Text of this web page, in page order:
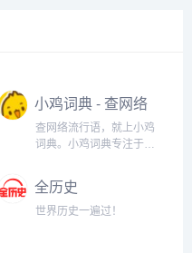
小鸡词典 - 查网络
流行语，就上小
鸡词典
查网络流行语，就上小鸡
词典。小鸡词典专注于网
以最快的速度在全网捕捉
当下的网络热词。以简单
明了，清晰易懂的形式，
全历史
世界历史一遍过！